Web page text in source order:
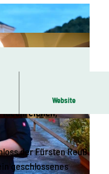
Dassler | KI-optimiert
Website
im Unteren
ideenreichen,
der Fürsten Reuß
geschlossenes